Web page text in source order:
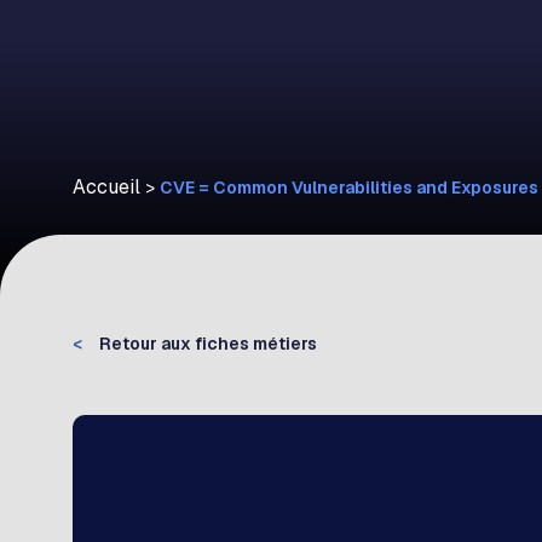
Accueil > CVE = Common Vulnerabilities and Exposures
< Retour aux fiches métiers